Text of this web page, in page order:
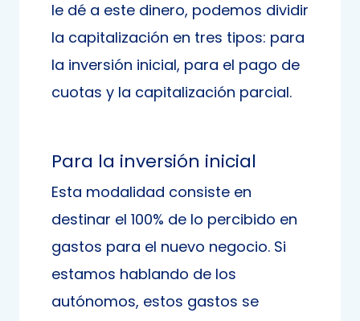
le dé a este dinero, podemos dividir
la capitalización en tres tipos: para
la inversión inicial, para el pago de
cuotas y la capitalización parcial.
Para la inversión inicial
Esta modalidad consiste en
destinar el 100% de lo percibido en
gastos para el nuevo negocio. Si
estamos hablando de los
autónomos, estos gastos se